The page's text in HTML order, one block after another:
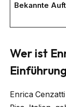
Bekannte
Wer ist
Einführung
Enrica